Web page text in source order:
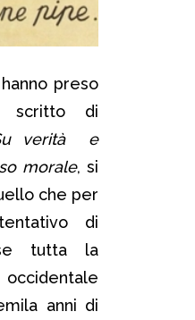
preso
scritto di
verità e
morale, si
che per
di
tutta la
anni di